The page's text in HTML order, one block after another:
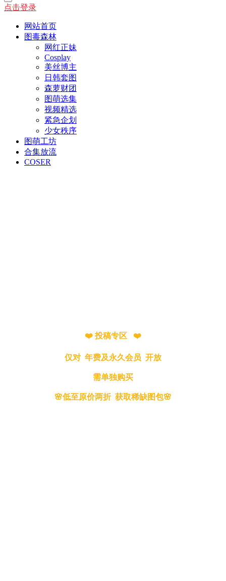
点击登录
网站首页
图毒森林
网红正妹
Cosplay
美丝博主
日韩套图
森萝财团
图萌选集
视频精选
紧急企划
少女秩序
图萌工坊
合集放流
COSER
❤️ 投稿专区 ❤️
仅对 年费及永久会员 开放
需单独购买
🌸低至原价两折 获取稀缺图包🌸